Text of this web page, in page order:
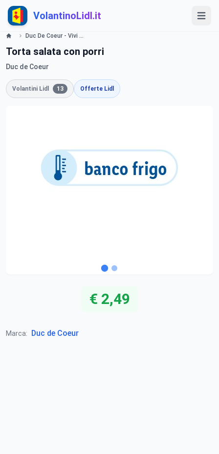
VolantinoLidl.it
Duc De Coeur - Vivi lo stile francese Lidl
Torta salata con porri
Duc de Coeur
Volantini Lidl 13 Offerte Lidl
€ 2,49
Marca: Duc de Coeur